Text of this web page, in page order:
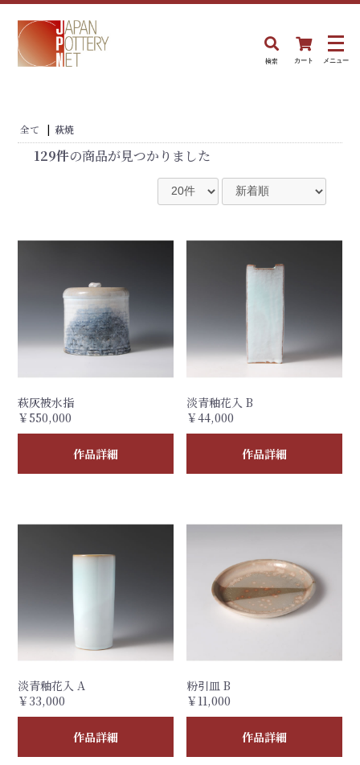
検索 カート メニュー
全て | 萩焼
129件の商品が見つかりました
萩灰被水指
￥550,000
作品詳細
淡青釉花入 B
￥44,000
作品詳細
淡青釉花入 A
￥33,000
作品詳細
粉引皿 B
￥11,000
作品詳細